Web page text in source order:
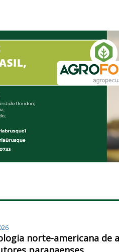
norte-americana de